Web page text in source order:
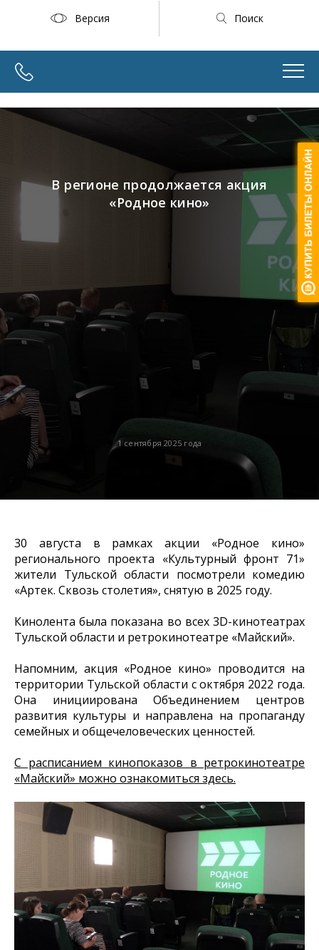
Версия Поиск
1 сентября 2025 года
В регионе продолжается акция
«Родное кино»
30 августа в рамках акции «Родное кино»
регионального проекта «Культурный фронт 71»
жители Тульской области посмотрели комедию
«Артек. Сквозь столетия», снятую в 2025 году.
Кинолента была показана во всех 3D-кинотеатрах
Тульской области и ретрокинотеатре «Майский».
Напомним, акция «Родное кино» проводится на
территории Тульской области с октября 2022 года.
Она инициирована Объединением центров
развития культуры и направлена на пропаганду
семейных и общечеловеческих ценностей.
С расписанием кинопоказов в ретрокинотеатре
«Майский» можно ознакомиться здесь.